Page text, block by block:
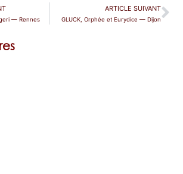
— Rennes
ARTICLE SUIVANT
GLUCK, Orphée et Eurydice — Dijon